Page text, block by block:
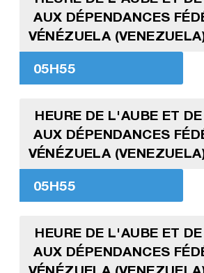
AUX DÉPENDANCES
VÉNÉZUELA
05H55
HEURE DE L'AUBE ET
AUX DÉPENDANCES
VÉNÉZUELA
05H55
HEURE DE L'AUBE ET
AUX DÉPENDANCES